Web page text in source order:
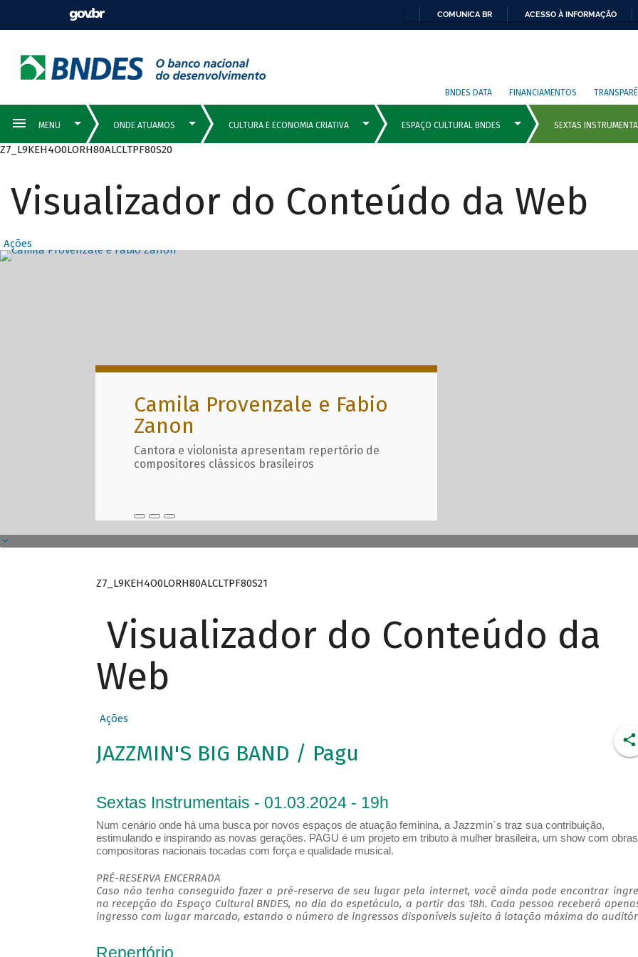
COMUNICA BR ACESSO À INFORMAÇÃO
BNDES DATA FINANCIAMENTOS
Z7_L9KEH4O0LORH80ALCLTPF80S20
Visualizador do Conteúdo da Web
Ações
Destaques Principais com
Camila Provenzale e Fabio
Zanon
Cantora e violonista apresentam repertório de
compositores clássicos brasileiros
Z7_L9KEH4O0LORH80ALCLTPF80S21
Visualizador do Conteúdo da
Web
Ações
JAZZMIN'S BIG BAND / Pagu
Sextas Instrumentais - 01.03.2024 - 19h
Num cenário onde há uma busca por novos espaços de atuação feminina, a Jazzmin`s traz sua contribuição,
estimulando e inspirando as novas gerações. PAGU é um projeto em tributo à mulher brasileira, um show com
compositoras nacionais tocadas com força e qualidade musical.
PRÉ-RESERVA ENCERRADA
Caso não tenha conseguido fazer a pré-reserva de seu lugar pela internet, você ainda pode encontrar
na recepção do Espaço Cultural BNDES, no dia do espetáculo, a partir das 18h. Cada pessoa receberá
ingresso com lugar marcado, estando o número de ingressos disponíveis sujeito à lotação máxima do
Repertório